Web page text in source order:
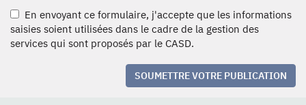
En envoyant ce formulaire, j'accepte que les informations
saisies soient utilisées dans le cadre de la gestion des
services qui sont proposés par le CASD.
SOUMETTRE VOTRE PUBLICATION